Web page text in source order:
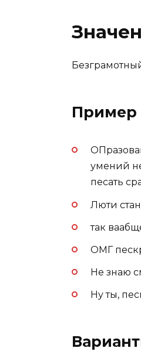
Пример
умений
песать
Люти
так
ОМГ
Не знаю
Ну ты,